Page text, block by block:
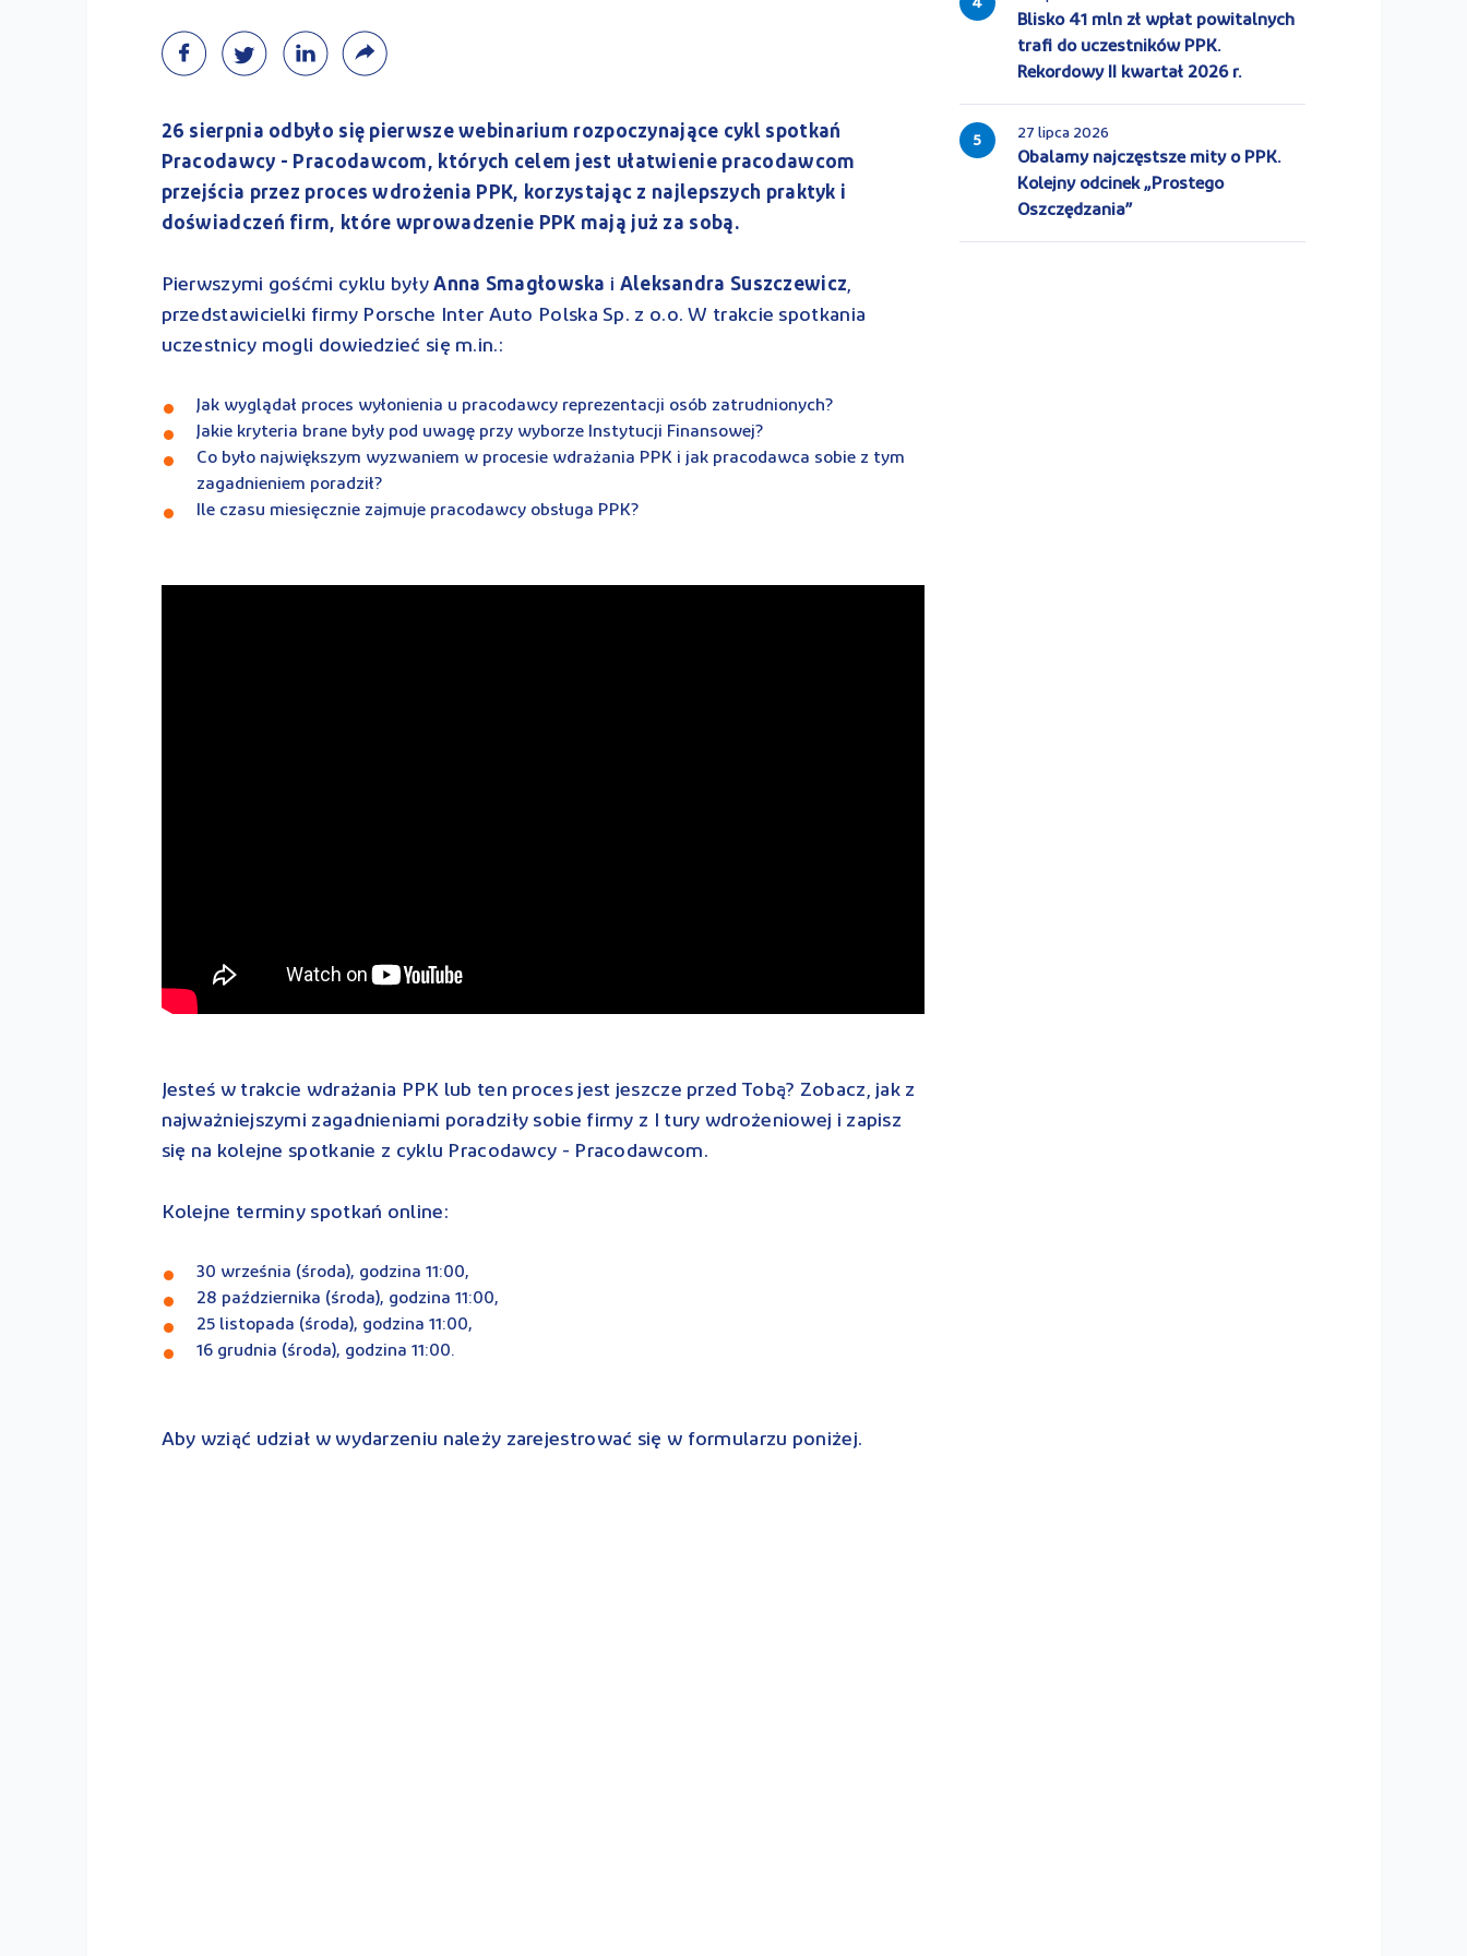
26 sierpnia odbyło się pierwsze webinarium rozpoczynające cykl spotkań
Pracodawcy - Pracodawcom, których celem jest ułatwienie pracodawcom
przejścia przez proces wdrożenia PPK, korzystając z najlepszych praktyk i
doświadczeń firm, które wprowadzenie PPK mają już za sobą.
Pierwszymi gośćmi cyklu byłyAnna Smagłowska i Aleksandra Suszczewicz,
przedstawicielki firmy Porsche Inter Auto Polska Sp. z o.o. W trakcie spotkania
uczestnicy mogli dowiedzieć się m.in.:
Jak wyglądał proces wyłonienia u pracodawcy reprezentacji osób zatrudnionych?
Jakie kryteria brane były pod uwagę przy wyborze Instytucji Finansowej?
Co było największym wyzwaniem w procesie wdrażania PPK i jak pracodawca sobie z tym
zagadnieniem poradził?
Ile czasu miesięcznie zajmuje pracodawcy obsługa PPK?
Jesteś w trakcie wdrażania PPK lub ten proces jest jeszcze przed Tobą? Zobacz, jak z
najważniejszymi zagadnieniami poradziły sobie firmy z I tury wdrożeniowej i zapisz
się na kolejne spotkanie z cyklu Pracodawcy - Pracodawcom.
Kolejne terminy spotkań online:
30 września (środa), godzina 11:00,
28 października (środa), godzina 11:00,
25 listopada (środa), godzina 11:00,
16 grudnia (środa), godzina 11:00.
Aby wziąć udział w wydarzeniu należy zarejestrować się w formularzu poniżej.
4
Blisko 41 mln zł wpłat powitalnych
trafi do uczestników PPK.
Rekordowy II kwartał 2026 r.
5 27 lipca 2026
Obalamy najczęstsze mity o PPK.
Kolejny odcinek „Prostego
Oszczędzania”